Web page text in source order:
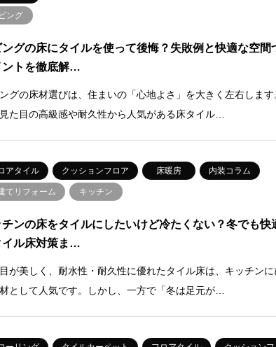
ング
ングの床にタイルを使って後悔？失敗例と快適な空間
ントを徹底解…
グの床材選びは、住まいの「心地よさ」を大きく左右しま
た目の高級感や耐久性から人気がある床タイル…
アタイル クッションフロア 床暖房 内装コラム
てリフォーム キッチン
チンの床をタイルにしたいけど冷たくない？冬でも快
イル床対策ま…
が美しく、耐水性・耐久性に優れたタイル床は、キッチンに
として人気です。しかし、一方で「冬は足元が…